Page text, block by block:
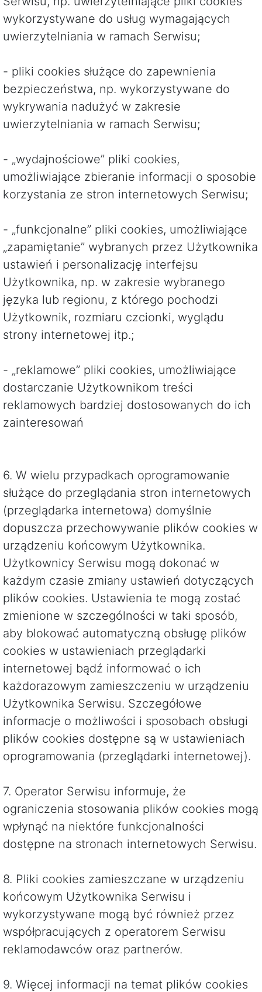
wykorzystywane do usług wymagających
uwierzytelniania w ramach Serwisu;
- pliki cookies służące do zapewnienia
bezpieczeństwa, np. wykorzystywane do
wykrywania nadużyć w zakresie
uwierzytelniania w ramach Serwisu;
- „wydajnościowe” pliki cookies,
umożliwiające zbieranie informacji o sposobie
korzystania ze stron internetowych Serwisu;
- „funkcjonalne” pliki cookies, umożliwiające
„zapamiętanie” wybranych przez Użytkownika
ustawień i personalizację interfejsu
Użytkownika, np. w zakresie wybranego
języka lub regionu, z którego pochodzi
Użytkownik, rozmiaru czcionki, wyglądu
strony internetowej itp.;
- „reklamowe” pliki cookies, umożliwiające
dostarczanie Użytkownikom treści
reklamowych bardziej dostosowanych do ich
zainteresowań
6. W wielu przypadkach oprogramowanie
służące do przeglądania stron internetowych
(przeglądarka internetowa) domyślnie
dopuszcza przechowywanie plików cookies w
urządzeniu końcowym Użytkownika.
Użytkownicy Serwisu mogą dokonać w
każdym czasie zmiany ustawień dotyczących
plików cookies. Ustawienia te mogą zostać
zmienione w szczególności w taki sposób,
aby blokować automatyczną obsługę plików
cookies w ustawieniach przeglądarki
internetowej bądź informować o ich
każdorazowym zamieszczeniu w urządzeniu
Użytkownika Serwisu. Szczegółowe
informacje o możliwości i sposobach obsługi
plików cookies dostępne są w ustawieniach
oprogramowania (przeglądarki internetowej).
7. Operator Serwisu informuje, że
ograniczenia stosowania plików cookies mogą
wpłynąć na niektóre funkcjonalności
dostępne na stronach internetowych Serwisu.
8. Pliki cookies zamieszczane w urządzeniu
końcowym Użytkownika Serwisu i
wykorzystywane mogą być również przez
współpracujących z operatorem Serwisu
reklamodawców oraz partnerów.
9. Więcej informacji na temat plików cookies